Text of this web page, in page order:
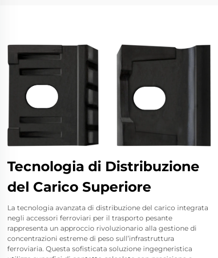
Tecnologia di Distribuzione
del Carico Superiore
La tecnologia avanzata di distribuzione del carico integrata
negli accessori ferroviari per il trasporto pesante
rappresenta un approccio rivoluzionario alla gestione di
concentrazioni estreme di peso sull’infrastruttura
ferroviaria. Questa sofisticata soluzione ingegneristica